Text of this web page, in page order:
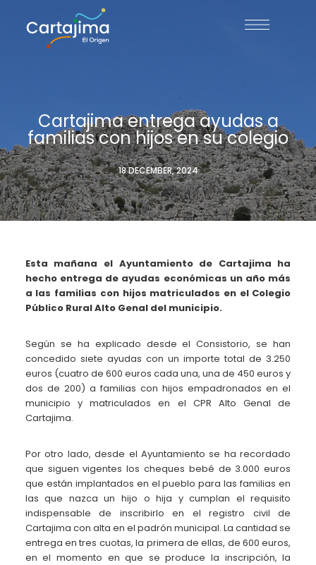
Cartajima entrega ayudas a
familias con hijos en su colegio
18 DECEMBER, 2024
Esta mañana el Ayuntamiento de Cartajima ha
hecho entrega de ayudas económicas un año más
a las familias con hijos matriculados en el Colegio
Público Rural Alto Genal del municipio.
Según se ha explicado desde el Consistorio, se han
concedido siete ayudas con un importe total de 3.250
euros (cuatro de 600 euros cada una, una de 450 euros y
dos de 200) a familias con hijos empadronados en el
municipio y matriculados en el CPR Alto Genal de
Cartajima.
Por otro lado, desde el Ayuntamiento se ha recordado
que siguen vigentes los cheques bebé de 3.000 euros
que están implantados en el pueblo para las familias en
las que nazca un hijo o hija y cumplan el requisito
indispensable de inscribirlo en el registro civil de
Cartajima con alta en el padrón municipal. La cantidad se
entrega en tres cuotas, la primera de ellas, de 600 euros,
en el momento en que se produce la inscripción, la